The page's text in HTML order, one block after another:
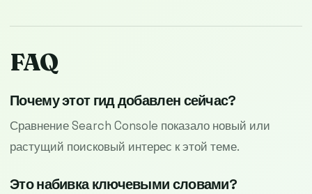
FAQ
Почему этот гид добавлен сейчас?
Сравнение Search Console показало новый или
растущий поисковый интерес к этой теме.
Это набивка ключевыми словами?